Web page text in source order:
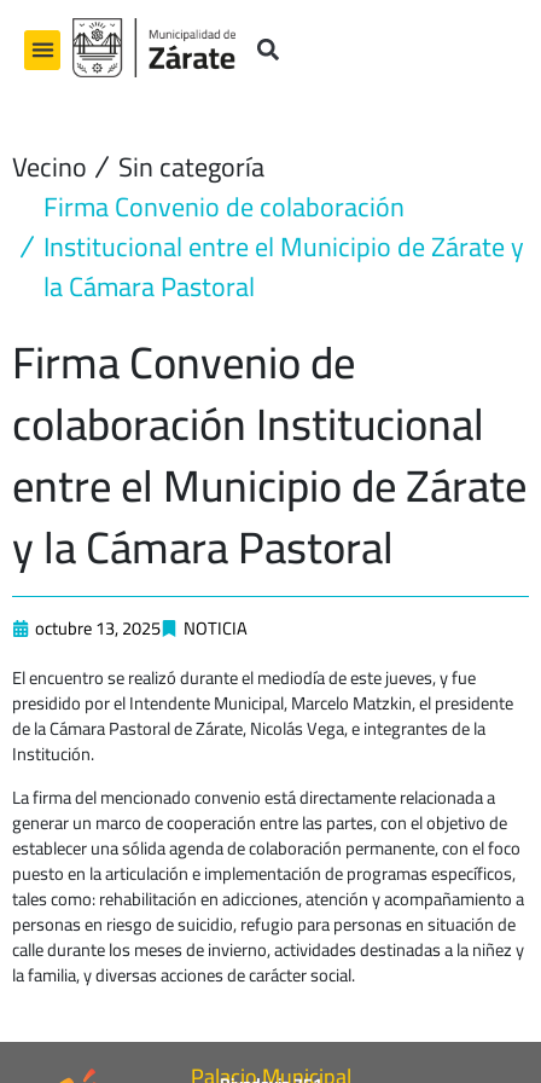
contenido
Vecino Sin categoría
Firma Convenio de colaboración
Institucional entre el Municipio de Zárate y
la Cámara Pastoral
Firma Convenio de
colaboración Institucional
entre el Municipio de Zárate
y la Cámara Pastoral
octubre 13, 2025
NOTICIA
El encuentro se realizó durante el mediodía de este jueves, y fue
presidido por el Intendente Municipal, Marcelo Matzkin, el presidente
de la Cámara Pastoral de Zárate, Nicolás Vega, e integrantes de la
Institución.
La firma del mencionado convenio está directamente relacionada a
generar un marco de cooperación entre las partes, con el objetivo de
establecer una sólida agenda de colaboración permanente, con el foco
puesto en la articulación e implementación de programas específicos,
tales como: rehabilitación en adicciones, atención y acompañamiento a
personas en riesgo de suicidio, refugio para personas en situación de
calle durante los meses de invierno, actividades destinadas a la niñez y
la familia, y diversas acciones de carácter social.